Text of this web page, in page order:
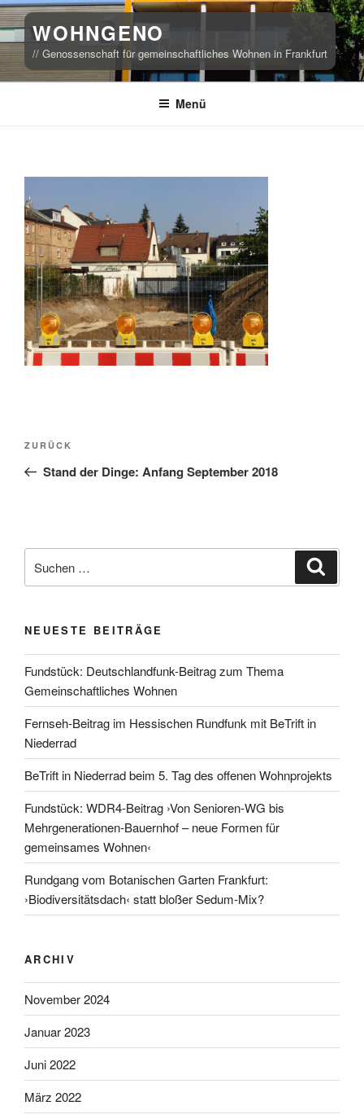
Zum
Inhalt
springen
WOHNGENO
// Genossenschaft für gemeinschaftliches Wohnen in Frankfurt
Menü
Beitragsnavigation
Vorheriger
Beitrag
ZURÜCK
Stand der Dinge: Anfang September 2018
nach:
NEUESTE BEITRÄGE
Fundstück: Deutschlandfunk-Beitrag zum Thema
Gemeinschaftliches Wohnen
Fernseh-Beitrag im Hessischen Rundfunk mit BeTrift in
Niederrad
BeTrift in Niederrad beim 5. Tag des offenen Wohnprojekts
Fundstück: WDR4-Beitrag ›Von Senioren-WG bis
Mehrgenerationen-Bauernhof – neue Formen für
gemeinsames Wohnen‹
Rundgang vom Botanischen Garten Frankfurt:
›Biodiversitätsdach‹ statt bloßer Sedum-Mix?
ARCHIV
November 2024
Januar 2023
Juni 2022
März 2022